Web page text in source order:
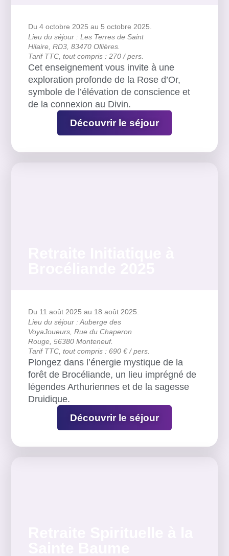
Du 4 octobre 2025 au 5 octobre 2025.
Lieu du séjour : Les Terres de Saint
Hilaire, RD3, 83470 Ollières.
Tarif TTC, tout compris : 270 / pers.
Cet enseignement vous invite à une
exploration profonde de la Rose d’Or,
symbole de l’élévation de conscience et
de la connexion au Divin.
Découvrir le séjour
Du 11 août 2025 au 18 août 2025.
Lieu du séjour : Auberge des
VoyaJoueurs, Rue du Chaperon
Rouge, 56380 Monteneuf.
Tarif TTC, tout compris : 690 € / pers.
Plongez dans l’énergie mystique de la
forêt de Brocéliande, un lieu imprégné de
légendes Arthuriennes et de la sagesse
Druidique.
Découvrir le séjour